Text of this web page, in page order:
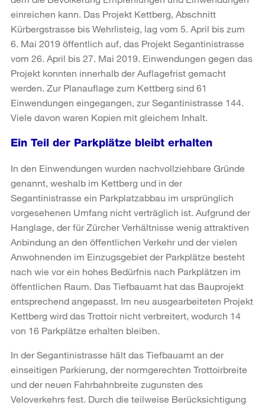
einreichen kann. Das Projekt Kettberg, Abschnitt
Kürbergstrasse bis Wehrlisteig, lag vom 5. April bis zum
6. Mai 2019 öffentlich auf, das Projekt Segantinistrasse
vom 26. April bis 27. Mai 2019. Einwendungen gegen das
Projekt konnten innerhalb der Auflagefrist gemacht
werden. Zur Planauflage zum Kettberg sind 61
Einwendungen eingegangen, zur Segantinistrasse 144.
Viele davon waren Kopien mit gleichem Inhalt.
Ein Teil der Parkplätze bleibt erhalten
In den Einwendungen wurden nachvollziehbare Gründe
genannt, weshalb im Kettberg und in der
Segantinistrasse ein Parkplatzabbau im ursprünglich
vorgesehenen Umfang nicht verträglich ist. Aufgrund der
Hanglage, der für Zürcher Verhältnisse wenig attraktiven
Anbindung an den öffentlichen Verkehr und der vielen
Anwohnenden im Einzugsgebiet der Parkplätze besteht
nach wie vor ein hohes Bedürfnis nach Parkplätzen im
öffentlichen Raum. Das Tiefbauamt hat das Bauprojekt
entsprechend angepasst. Im neu ausgearbeiteten Projekt
Kettberg wird das Trottoir nicht verbreitert, wodurch 14
von 16 Parkplätze erhalten bleiben.
In der Segantinistrasse hält das Tiefbauamt an der
einseitigen Parkierung, der normgerechten Trottoirbreite
und der neuen Fahrbahnbreite zugunsten des
Veloverkehrs fest. Durch die teilweise Berücksichtigung